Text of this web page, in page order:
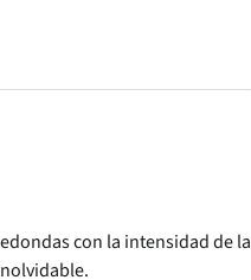
con la intensidad de la